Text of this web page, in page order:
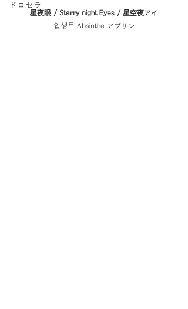
ドロセラ
星夜眼 / Starry night Eyes / 星空夜アイ
압생트 Absinthe アブサン